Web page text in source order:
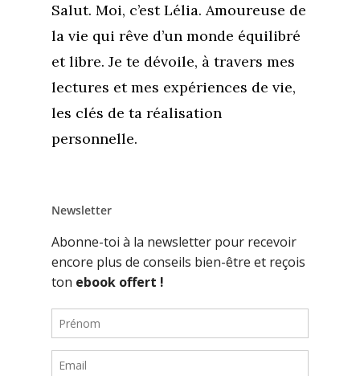
Salut. Moi, c’est Lélia. Amoureuse de
la vie qui rêve d’un monde équilibré
et libre. Je te dévoile, à travers mes
lectures et mes expériences de vie,
les clés de ta réalisation
personnelle.
Newsletter